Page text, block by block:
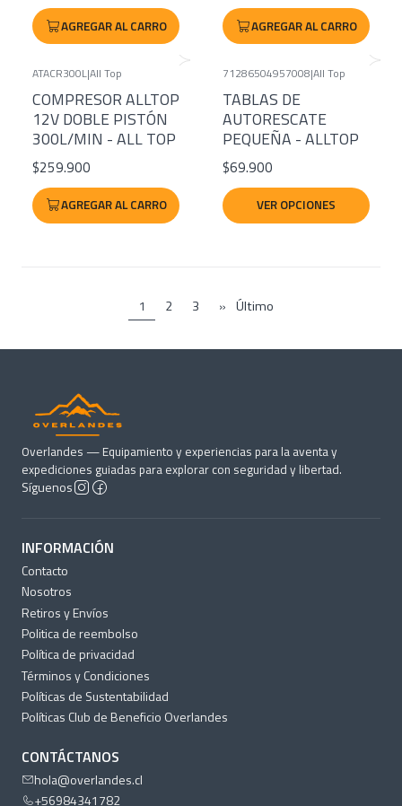
AGREGAR AL CARRO AGREGAR AL CARRO
ATACR300L|All Top
COMPRESOR ALLTOP
12V DOBLE PISTÓN
300L/MIN - ALL TOP
$259.900
AGREGAR AL CARRO
71286504957008|All Top
TABLAS DE
AUTORESCATE
PEQUEÑA - ALLTOP
$69.900
VER OPCIONES
1 2 3 » Último
Overlandes — Equipamiento y experiencias para la aventa y
expediciones guiadas para explorar con seguridad y libertad.
Síguenos
INFORMACIÓN
Contacto
Nosotros
Retiros y Envíos
Politica de reembolso
Política de privacidad
Términos y Condiciones
Políticas de Sustentabilidad
Políticas Club de Beneficio Overlandes
CONTÁCTANOS
hola@overlandes.cl
+56984341782